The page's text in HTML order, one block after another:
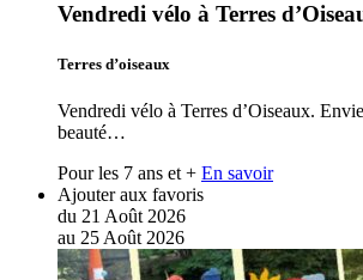
Vendredi vélo à Terres
Terres d’oiseaux
Vendredi vélo à Terres d’Oiseaux.
beauté…
Pour les 7 ans et + En savoir
Ajouter aux favoris
du 21 Août 2026
au 25 Août 2026